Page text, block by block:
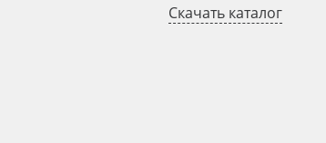
Скачать каталог